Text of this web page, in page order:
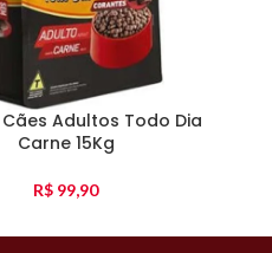
Adultos Todo Dia
Carne 15Kg
R$ 99,90